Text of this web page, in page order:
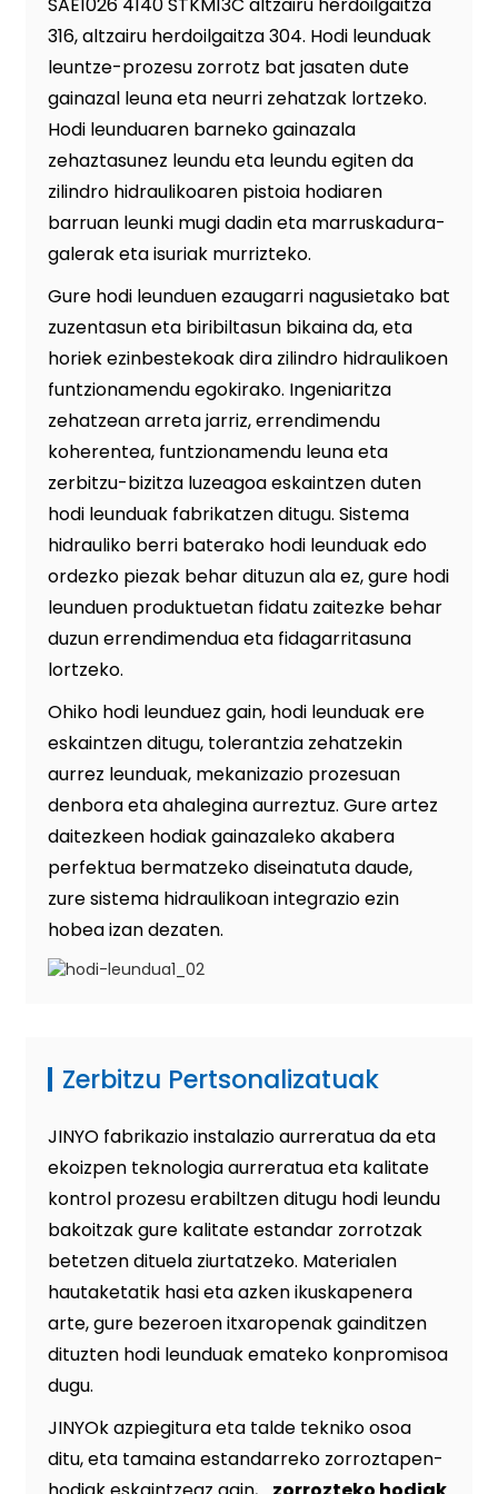
SAE1026 4140 STKM13C altzairu herdoilgaitza
316, altzairu herdoilgaitza 304. Hodi leunduak
leuntze-prozesu zorrotz bat jasaten dute
gainazal leuna eta neurri zehatzak lortzeko.
Hodi leunduaren barneko gainazala
zehaztasunez leundu eta leundu egiten da
zilindro hidraulikoaren pistoia hodiaren
barruan leunki mugi dadin eta marruskadura-
galerak eta isuriak murrizteko.
Gure hodi leunduen ezaugarri nagusietako bat
zuzentasun eta biribiltasun bikaina da, eta
horiek ezinbestekoak dira zilindro hidraulikoen
funtzionamendu egokirako. Ingeniaritza
zehatzean arreta jarriz, errendimendu
koherentea, funtzionamendu leuna eta
zerbitzu-bizitza luzeagoa eskaintzen duten
hodi leunduak fabrikatzen ditugu. Sistema
hidrauliko berri baterako hodi leunduak edo
ordezko piezak behar dituzun ala ez, gure hodi
leunduen produktuetan fidatu zaitezke behar
duzun errendimendua eta fidagarritasuna
lortzeko.
Ohiko hodi leunduez gain, hodi leunduak ere
eskaintzen ditugu, tolerantzia zehatzekin
aurrez leunduak, mekanizazio prozesuan
denbora eta ahalegina aurreztuz. Gure artez
daitezkeen hodiak gainazaleko akabera
perfektua bermatzeko diseinatuta daude,
zure sistema hidraulikoan integrazio ezin
hobea izan dezaten.
Zerbitzu Pertsonalizatuak
JINYO fabrikazio instalazio aurreratua da eta
ekoizpen teknologia aurreratua eta kalitate
kontrol prozesu erabiltzen ditugu hodi leundu
bakoitzak gure kalitate estandar zorrotzak
betetzen dituela ziurtatzeko. Materialen
hautaketatik hasi eta azken ikuskapenera
arte, gure bezeroen itxaropenak gainditzen
dituzten hodi leunduak emateko konpromisoa
dugu.
JINYOk azpiegitura eta talde tekniko osoa
ditu, eta tamaina estandarreko zorroztapen-